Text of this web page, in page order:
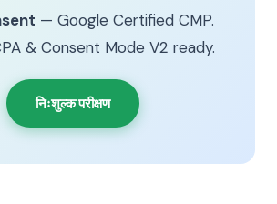
— Google Certified CMP.
& Consent Mode V2 ready.
निःशुल्क परीक्षण